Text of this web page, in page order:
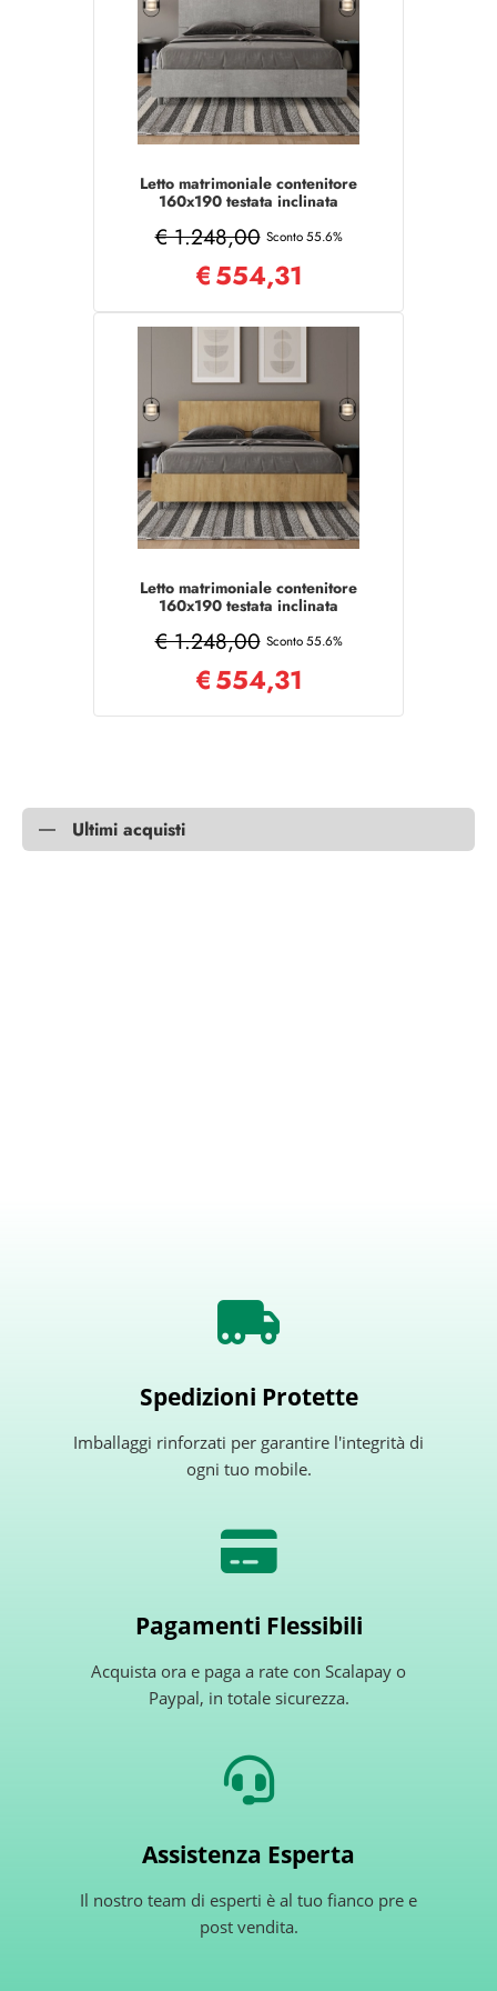
Letto matrimoniale contenitore
160x190 testata inclinata
€ 1.248,00 Sconto 55.6%
€554,31
Letto matrimoniale contenitore
160x190 testata inclinata
€ 1.248,00 Sconto 55.6%
€554,31
Ultimi acquisti
Spedizioni Protette
Imballaggi rinforzati per garantire l'integrità di
ogni tuo mobile.
Pagamenti Flessibili
Acquista ora e paga a rate con Scalapay o
Paypal, in totale sicurezza.
Assistenza Esperta
Il nostro team di esperti è al tuo fianco pre e
post vendita.